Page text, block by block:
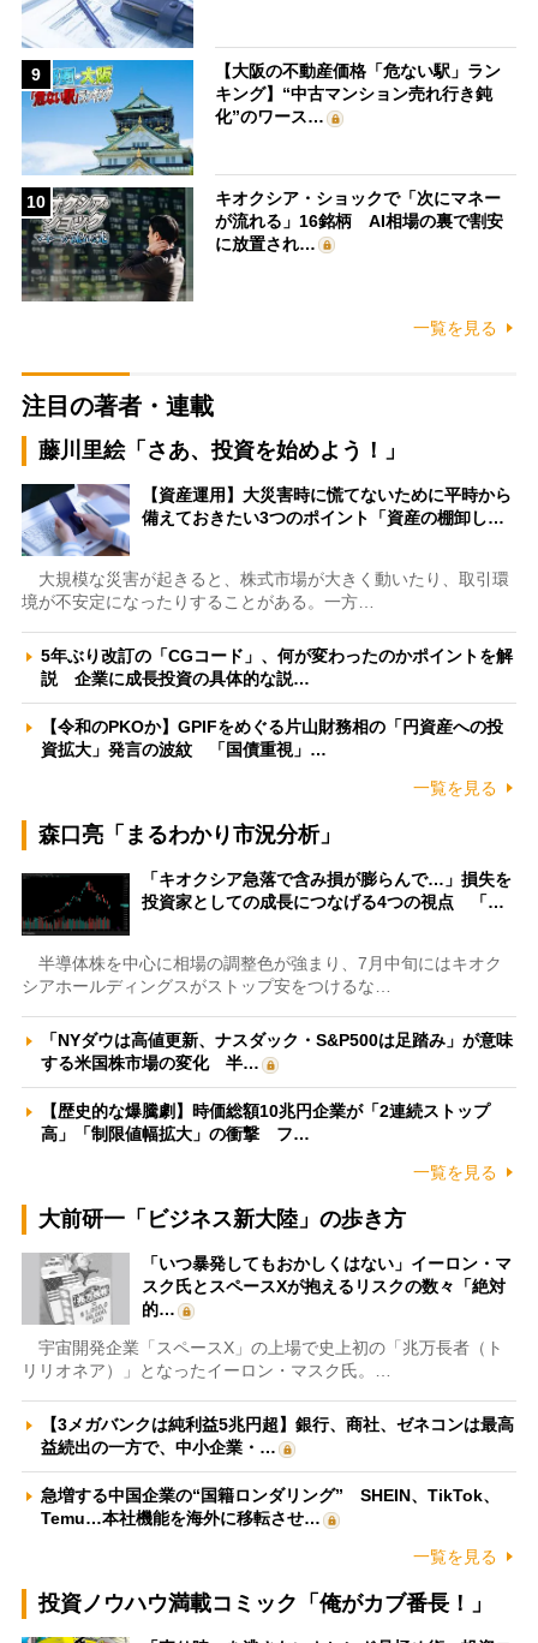
9
【大阪の不動産価格「危ない駅」ラン
キング】“中古マンション売れ行き鈍
化”のワース…
10
キオクシア・ショックで「次にマネー
が流れる」16銘柄 AI相場の裏で割安
に放置され…
一覧を見る
注目の著者・連載
藤川里絵「さあ、投資を始めよう！」
【資産運用】大災害時に慌てないために平時から
備えておきたい3つのポイント「資産の棚卸し…
大規模な災害が起きると、株式市場が大きく動いたり、取引環
境が不安定になったりすることがある。一方…
5年ぶり改訂の「CGコード」、何が変わったのかポイントを解
説 企業に成長投資の具体的な説…
【令和のPKOか】GPIFをめぐる片山財務相の「円資産への投
資拡大」発言の波紋 「国債重視」…
一覧を見る
森口亮「まるわかり市況分析」
「キオクシア急落で含み損が膨らんで…」損失を
投資家としての成長につなげる4つの視点 「…
半導体株を中心に相場の調整色が強まり、7月中旬にはキオク
シアホールディングスがストップ安をつけるな…
「NYダウは高値更新、ナスダック・S&P500は足踏み」が意味
する米国株市場の変化 半…
【歴史的な爆騰劇】時価総額10兆円企業が「2連続ストップ
高」「制限値幅拡大」の衝撃 フ…
一覧を見る
大前研一「ビジネス新大陸」の歩き方
「いつ暴発してもおかしくはない」イーロン・マ
スク氏とスペースXが抱えるリスクの数々「絶対
的…
宇宙開発企業「スペースX」の上場で史上初の「兆万長者（ト
リリオネア）」となったイーロン・マスク氏。…
【3メガバンクは純利益5兆円超】銀行、商社、ゼネコンは最高
益続出の一方で、中小企業・…
急増する中国企業の“国籍ロンダリング” SHEIN、TikTok、
Temu…本社機能を海外に移転させ…
一覧を見る
投資ノウハウ満載コミック「俺がカブ番長！」